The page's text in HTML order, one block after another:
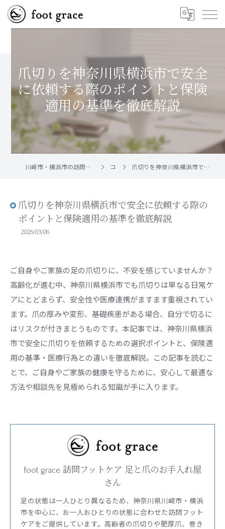
爪切りを神奈川県横浜市で安全
に依頼する際のポイントと保険
適用の基準を徹底解説
川崎市・横浜市の訪問フットケア｜足と爪のお手入れ屋さん foot grace コラム 爪切りを神奈川県横浜市で安全に依頼する際のポイントと保険適用の基準を徹底解説
爪切りを神奈川県横浜市で安全に依頼する際の
ポイントと保険適用の基準を徹底解説
2026/03/06
ご自身やご家族の足の爪切りに、不安を感じていませんか？
高齢化が進む中、神奈川県横浜市でも爪切りは単なる日常ケ
アにとどまらず、安全性や医療連携がますます重視されてい
ます。爪の厚みや変形、基礎疾患がある場合、自分で切るに
はリスクが付きまとうものです。本記事では、神奈川県横浜
市で安全に爪切りを依頼するための選択ポイントと、保険適
用の基準・医療行為との違いを徹底解説。この記事を読むこ
とで、ご自身やご家族の健康を守るために、安心して最適な
方法や相談先を見極められる知識が手に入ります。
foot grace 訪問フットケア 足と爪のお手入れ屋
さん
足の状態は一人ひとり異なるため、神奈川県川崎市・横浜
市を中心に、お一人おひとりの状態に合わせた訪問フット
ケアをご提供しています。高齢者の爪切りや肥厚爪、巻き